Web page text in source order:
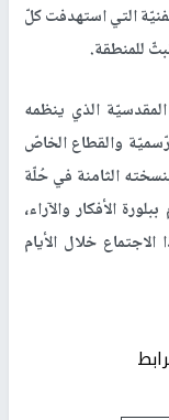
التي استهدفت كلّ
للمنطقة.
الذي ينظمه
والقطاع الخاصّ
الثامنة في حُلّة
الأفكار والآراء،
خلال الأيام